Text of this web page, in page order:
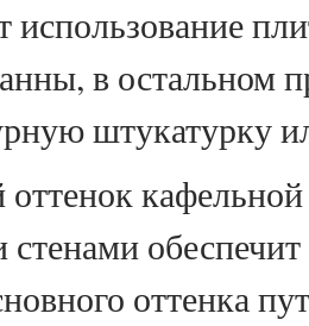
использование
в остальном
штукатурку
оттенка